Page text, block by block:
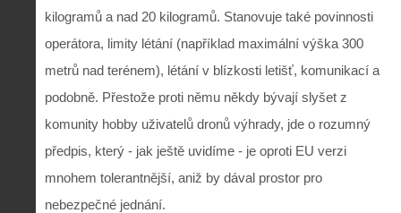
kilogramů a nad 20 kilogramů. Stanovuje také povinnosti
operátora, limity létání (například maximální výška 300
metrů nad terénem), létání v blízkosti letišť, komunikací a
podobně. Přestože proti němu někdy bývají slyšet z
komunity hobby uživatelů dronů výhrady, jde o rozumný
předpis, který - jak ještě uvidíme - je oproti EU verzi
mnohem tolerantnější, aniž by dával prostor pro
nebezpečné jednání.